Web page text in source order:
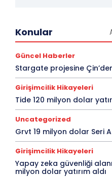
Konular
Güncel Haberler
Stargate projesine
Girişimcilik Hikayeleri
Tide 120 milyon dolar
Uncategorized
Grvt 19 milyon dolar Seri A
Girişimcilik Hikayeleri
Yapay zeka güvenliği
milyon dolar yatırım aldı